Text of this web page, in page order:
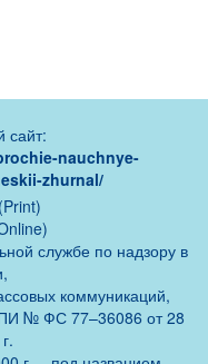
сайт:
nauchnye-
zhurnal/
службе по надзору в
коммуникаций,
ПИ № ФС 77–36086 от 28